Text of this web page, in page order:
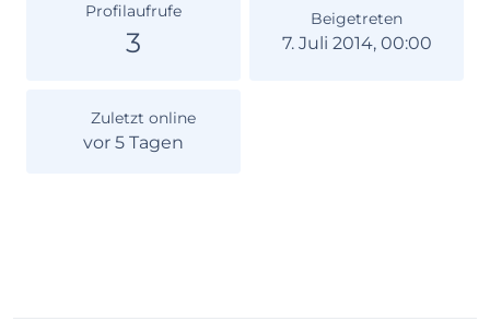
Profilaufrufe
3
Beigetreten
7. Juli 2014, 00:00
Zuletzt online
vor 5 Tagen